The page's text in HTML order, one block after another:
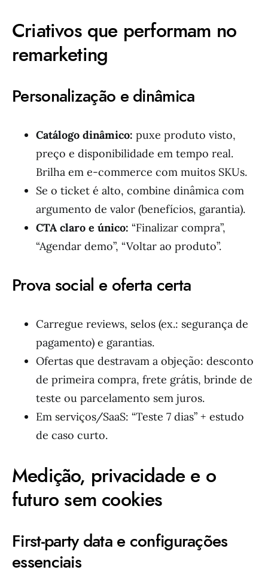
Criativos que performam no
remarketing
Personalização e dinâmica
Catálogo dinâmico: puxe produto visto,
preço e disponibilidade em tempo real.
Brilha em e-commerce com muitos SKUs.
Se o ticket é alto, combine dinâmica com
argumento de valor (benefícios, garantia).
CTA claro e único: “Finalizar compra”,
“Agendar demo”, “Voltar ao produto”.
Prova social e oferta certa
Carregue reviews, selos (ex.: segurança de
pagamento) e garantias.
Ofertas que destravam a objeção: desconto
de primeira compra, frete grátis, brinde de
teste ou parcelamento sem juros.
Em serviços/SaaS: “Teste 7 dias” + estudo
de caso curto.
Medição, privacidade e o
futuro sem cookies
First-party data e configurações
essenciais